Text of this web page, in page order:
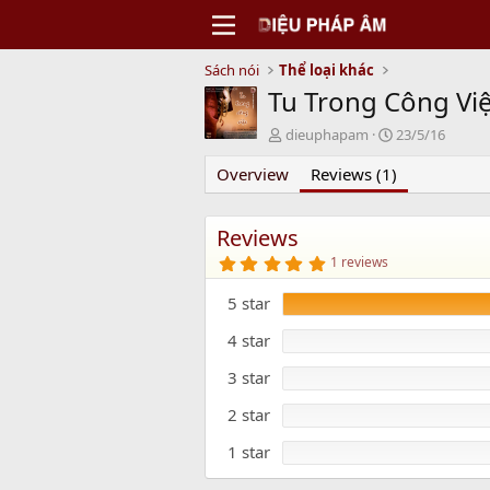
Sách nói Thể loại khác
Tu Trong Công
N
ư
ờ
i
g
ử
dieuphapam
C
e
a
t
d
a
t
e
23/5/16
Overview Reviews (1)
Reviews
5
.
0
0
s
a
r
s
1 reviews
5 star
4 star
3 star
2 star
1 star